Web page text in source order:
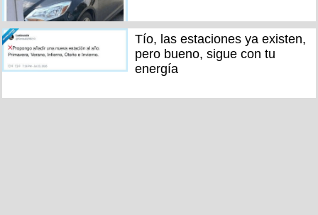
Tío, las estaciones ya existen,
pero bueno, sigue con tu
energía